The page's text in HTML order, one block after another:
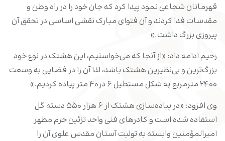
قهرمانان شجاعی نمود پیدا کرد که جان خود را در راه وطن و
مقدسات فدا کردند و آن فتوای مبارک نقشی اساسی در تحقق آن
پیروزی بزرگ داشت.»
رحیم ادامه داد: «از آنجا که می‌خواستیم، این هشتک در نوع خود
بزرگ‌ترین و بی‌نظیرین هشتک باشد، لذا آن را در فضایی به وسعت
۲۴۰۰ مترمربع به شکل مستطیل ۶ در40 متر پیاده کردیم.»
وی افزود: «در پیاده‌سازی هشتک از ۶ هزار ۵۵۰ دسته گل
استفاده شده است و کادرهای فنی واحد تزئین حرم مطهر
امیرالمؤمنین وابسته به تولیت آستان مقدس علوی آن را